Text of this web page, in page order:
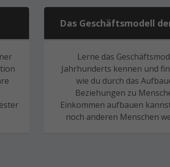
Das Geschäftsmodell
Lerne das
Jahrhunderts kennen und
wie du durch das
Beziehungen zu
Einkommen aufbauen
noch anderen Menschen